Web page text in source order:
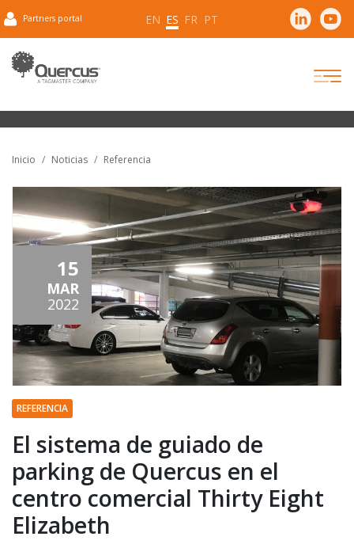
Partners portal EN ES FR PT
Inicio Noticias Referencia
15
MAR
2022
REFERENCIA
El sistema de guiado de
parking de Quercus en el
centro comercial Thirty Eight
Elizabeth